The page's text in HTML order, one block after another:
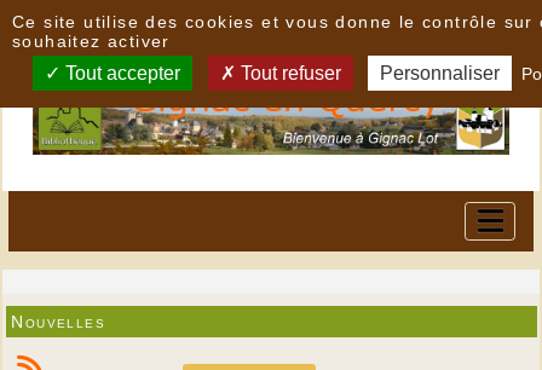
Nouvelles
Ce site utilise des cookies et vous donne le contrôle sur
souhaitez activer
Tout accepter Tout refuser Personnaliser